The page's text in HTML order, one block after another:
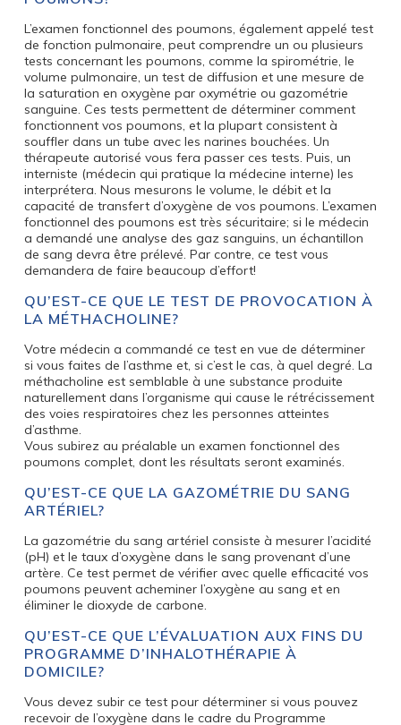
L’examen fonctionnel des poumons, également appelé test
de fonction pulmonaire, peut comprendre un ou plusieurs
tests concernant les poumons, comme la spirométrie, le
volume pulmonaire, un test de diffusion et une mesure de
la saturation en oxygène par oxymétrie ou gazométrie
sanguine. Ces tests permettent de déterminer comment
fonctionnent vos poumons, et la plupart consistent à
souffler dans un tube avec les narines bouchées. Un
thérapeute autorisé vous fera passer ces tests. Puis, un
interniste (médecin qui pratique la médecine interne) les
interprétera. Nous mesurons le volume, le débit et la
capacité de transfert d’oxygène de vos poumons. L’examen
fonctionnel des poumons est très sécuritaire; si le médecin
a demandé une analyse des gaz sanguins, un échantillon
de sang devra être prélevé. Par contre, ce test vous
demandera de faire beaucoup d’effort!
QU’EST-CE QUE LE TEST DE PROVOCATION À
LA MÉTHACHOLINE?
Votre médecin a commandé ce test en vue de déterminer
si vous faites de l’asthme et, si c’est le cas, à quel degré. La
méthacholine est semblable à une substance produite
naturellement dans l’organisme qui cause le rétrécissement
des voies respiratoires chez les personnes atteintes
d’asthme.
Vous subirez au préalable un examen fonctionnel des
poumons complet, dont les résultats seront examinés.
QU’EST-CE QUE LA GAZOMÉTRIE DU SANG
ARTÉRIEL?
La gazométrie du sang artériel consiste à mesurer l’acidité
(pH) et le taux d’oxygène dans le sang provenant d’une
artère. Ce test permet de vérifier avec quelle efficacité vos
poumons peuvent acheminer l’oxygène au sang et en
éliminer le dioxyde de carbone.
QU’EST-CE QUE L’ÉVALUATION AUX FINS DU
PROGRAMME D’INHALOTHÉRAPIE À
DOMICILE?
Vous devez subir ce test pour déterminer si vous pouvez
recevoir de l’oxygène dans le cadre du Programme